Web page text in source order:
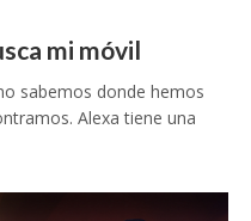
mi móvil
sabemos donde hemos
Alexa tiene una